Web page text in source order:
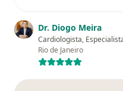
Dr. Diogo Meira
Cardiologista,
Rio de Janeiro